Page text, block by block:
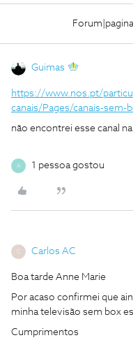
Guimas
https://www.nos.pt/
canais/Pages/canais-sem-
não encontrei esse canal
A 1 pessoa gostou
C Carlos AC
Boa tarde Anne Marie
Por acaso confirmei que
minha televisão sem box
Cumprimentos